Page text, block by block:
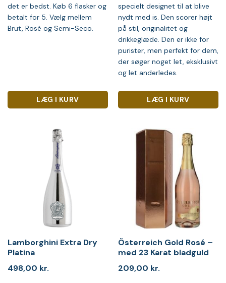
det er bedst. Køb 6 flasker og
betalt for 5. Vælg mellem
Brut, Rosé og Semi-Seco.
LÆG I KURV
specielt designet til at blive
nydt med is. Den scorer højt
på stil, originalitet og
drikkeglæde. Den er ikke for
purister, men perfekt for dem,
der søger noget let, eksklusivt
og let anderledes.
LÆG I KURV
Lamborghini Extra Dry
Platina
498,00 kr.
Österreich Gold Rosé –
med 23 Karat bladguld
209,00 kr.